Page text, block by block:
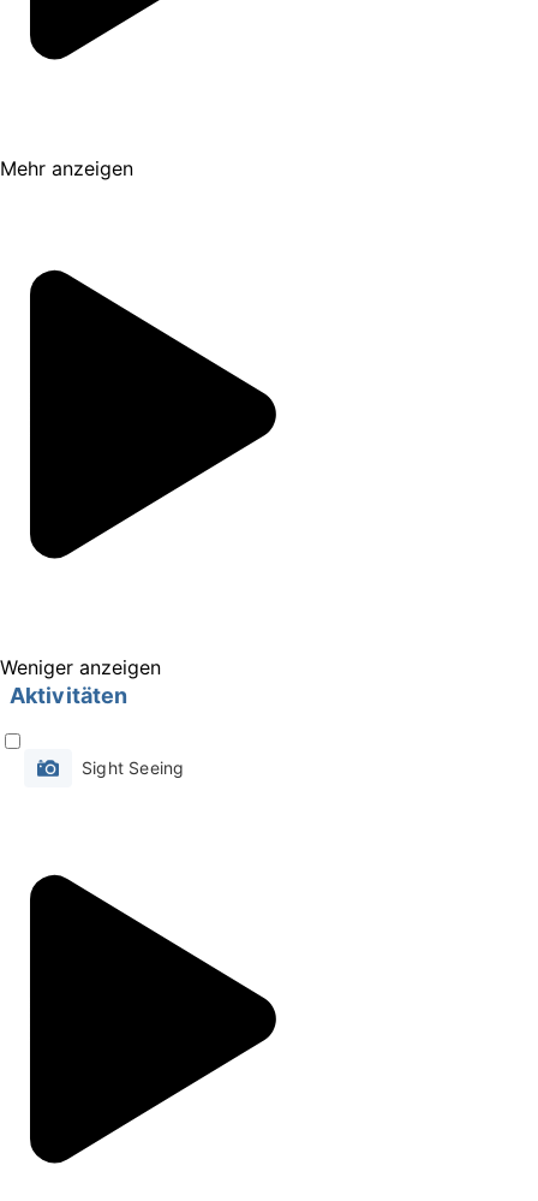
Berg Hvannadalshnjúkur, der Fans der TV-
Serie Game of Thrones bestimmt bekannt
begibst du dich mitten durch die
deiner Schritte unterbrochen wird. Neben
dem tollen Panorama, das sich dir bietet,
wirst du eindrucksvolle geologische
Formationen sehen, z.B. eine Gletschermühle.
Dabei handelt es sich um eine vertikale
Schlucht, die tief in das Eis schneidet. Auch
das blaue Eis, das durch den extremen Druck
des Gletschers und den Mangel an Sauerstoff
diese Farbe annimmt, bietet ein super
versuchen - das setzt dieser Tour das
Krönchen auf.
Prüfe direkt die Verfügbarkeit, indem du ein
Mehr anzeigen
Weniger anzeigen
Aktivitäten
Sight Seeing